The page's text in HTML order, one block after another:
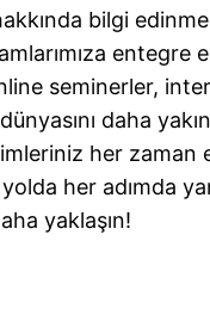
bilgi
entegre
seminerler,
dünyasını daha
her zaman
her adımda
yaklaşın!